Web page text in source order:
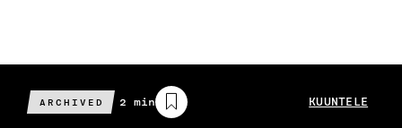
ARCHIVED
Arvioitu
lukuaika
2 min KUUNTELE